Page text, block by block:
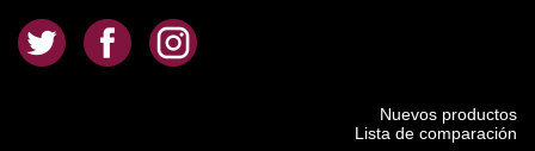
. . .
Nuevos productos
Lista de comparación